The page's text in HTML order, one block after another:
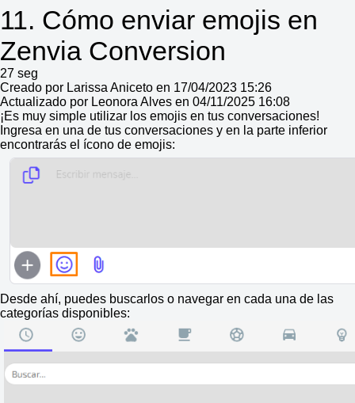
11. Cómo enviar emojis en
Zenvia Conversion
27 seg
Creado por Larissa Aniceto en 17/04/2023 15:26
Actualizado por Leonora Alves en 04/11/2025 16:08
¡Es muy simple utilizar los emojis en tus conversaciones!
Ingresa en una de tus conversaciones y en la parte inferior
encontrarás el ícono de emojis:
Desde ahí, puedes buscarlos o navegar en cada una de las
categorías disponibles: